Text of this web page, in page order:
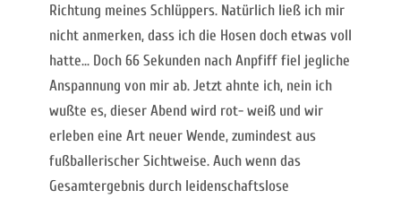
Richtung meines Schlüppers. Natürlich ließ ich mir
nicht anmerken, dass ich die Hosen doch etwas voll
hatte... Doch 66 Sekunden nach Anpfiff fiel jegliche
Anspannung von mir ab. Jetzt ahnte ich, nein ich
wußte es, dieser Abend wird rot- weiß und wir
erleben eine Art neuer Wende, zumindest aus
fußballerischer Sichtweise. Auch wenn das
Gesamtergebnis durch leidenschaftslose